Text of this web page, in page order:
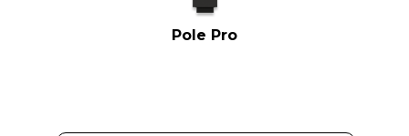
Pole Pro